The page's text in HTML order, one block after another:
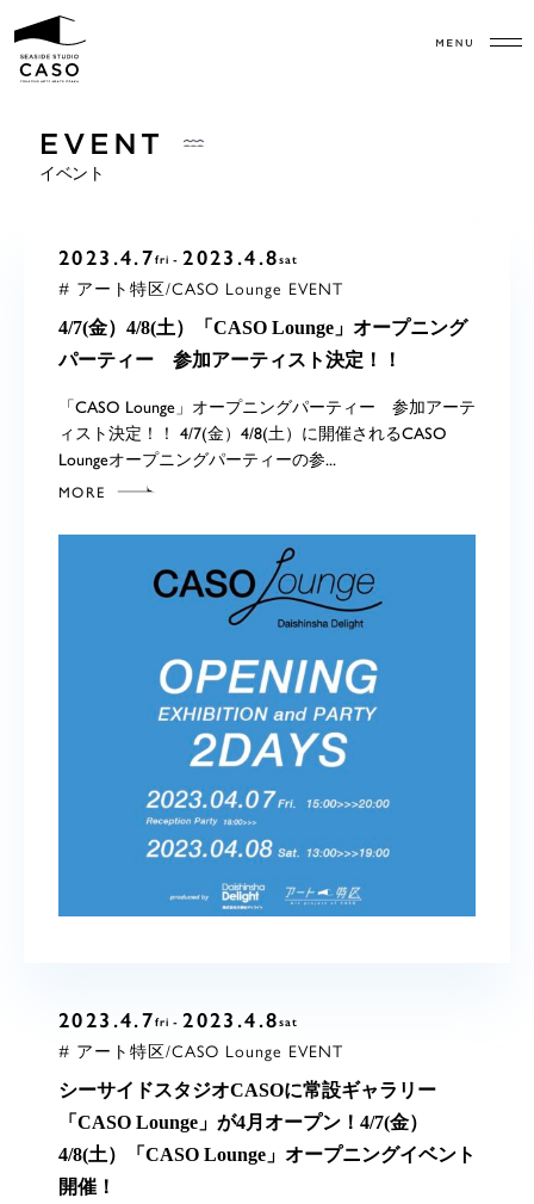
イベント
2023.4.7fri 2023.4.8sat
# アート特区/CASO Lounge EVENT
4/7(金）4/8(土）「CASO Lounge」オープニング
パーティー 参加アーティスト決定！！
「CASO Lounge」オープニングパーティー 参加アーテ
ィスト決定！！ 4/7(金）4/8(土）に開催されるCASO
Loungeオープニングパーティーの参...
MORE
2023.4.7fri 2023.4.8sat
# アート特区/CASO Lounge EVENT
シーサイドスタジオCASOに常設ギャラリー
「CASO Lounge」が4月オープン！4/7(金）
4/8(土）「CASO Lounge」オープニングイベント
開催！